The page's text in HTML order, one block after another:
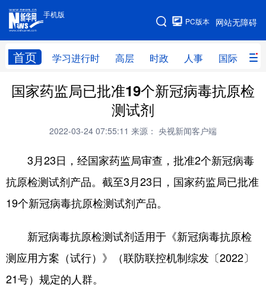
手机版
网站无障碍
PC版本
首页 学习进行时 高层 时政 人事 国际 财
手机版
网站地图
学习进行时 高层 时政 人事
全球连线
科技 科创 量子 体育
文化 书画 健康 军事
法律 中央文件 金融 汽车
食品 人居 信息化 数字经济
学术中国 乡村振兴
国家药监局已批准19个新冠病毒抗原检
测试剂
2022-03-24 07:55:11 来源： 央视新闻客户端
3月23日，经国家药监局审查，批准2个新冠病毒
抗原检测试剂产品。截至3月23日，国家药监局已批准
19个新冠病毒抗原检测试剂产品。
新冠病毒抗原检测试剂适用于《新冠病毒抗原检
测应用方案（试行）》（联防联控机制综发〔2022〕
21号）规定的人群。